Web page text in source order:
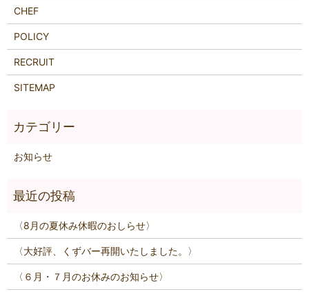
CHEF
POLICY
RECRUIT
SITEMAP
お知らせ
〈8月の夏休み休暇のおしらせ〉
〈大好評、くずバー再開いたしました。〉
〈６月・７月のお休みのお知らせ〉